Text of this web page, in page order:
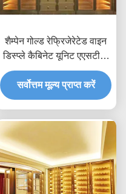
शैम्पेन गोल्ड रेफ्रिजेरेटेड वाइन
डिस्प्ले कैबिनेट यूनिट एएसटीएम
316 एल आईएसओ 300 * 160
सेमी
सर्वोत्तम मूल्य प्राप्त करें